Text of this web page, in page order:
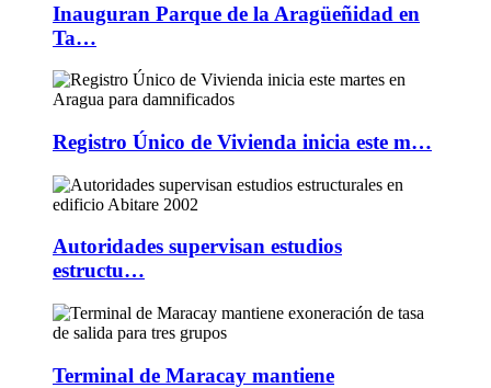
Inauguran Parque de la Aragüeñidad en
Ta…
Registro Único de Vivienda inicia este m…
Autoridades supervisan estudios
estructu…
Terminal de Maracay mantiene